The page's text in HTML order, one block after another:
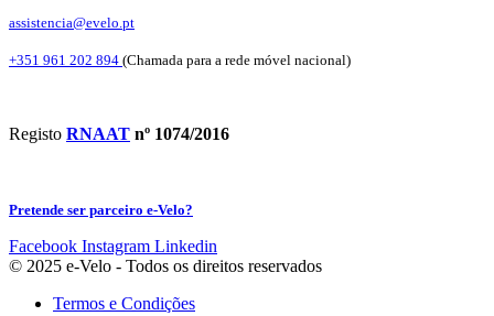
assistencia@evelo.pt
+351 961 202 894 (Chamada para a rede móvel nacional)
Registo RNAAT nº 1074/2016
Pretende ser parceiro e-Velo?
Facebook Instagram Linkedin
© 2025 e-Velo - Todos os direitos reservados
Termos e Condições